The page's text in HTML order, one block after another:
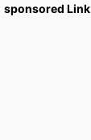
sponsored Link